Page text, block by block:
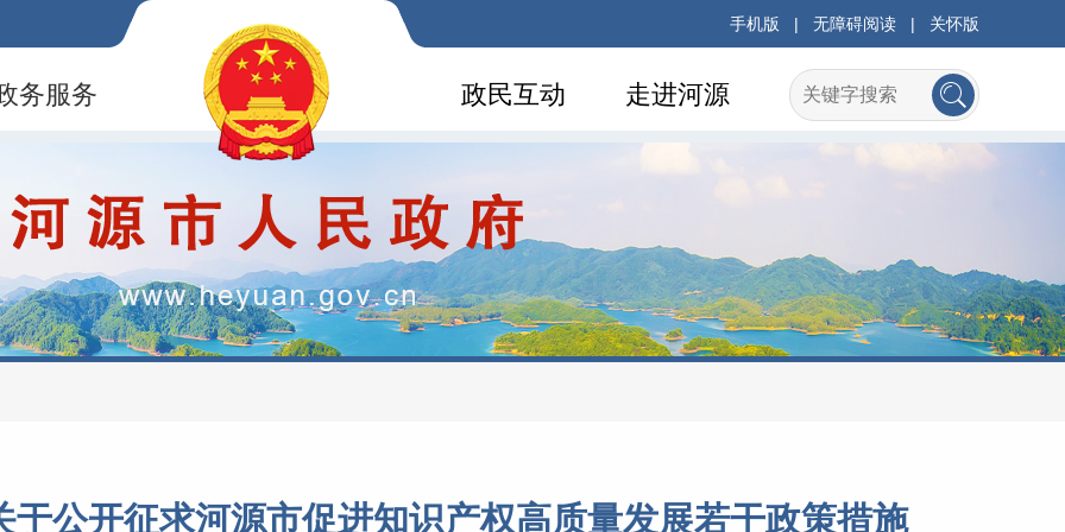
手机版 | 无障碍阅读 | 关怀版
务服务 走进河源
政民互动
于公开征求河源市促进知识产权高质量发展若干政策措施